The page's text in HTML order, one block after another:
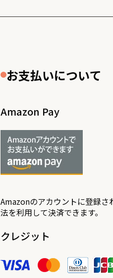
お支払いについて
Amazon Pay
Amazonのアカウントに登録さ
法を利用して決済できます。
クレジット